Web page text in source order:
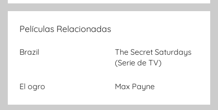
Películas Relacionadas
Brazil
The Secret Saturdays
(Serie de TV)
El ogro Max Payne